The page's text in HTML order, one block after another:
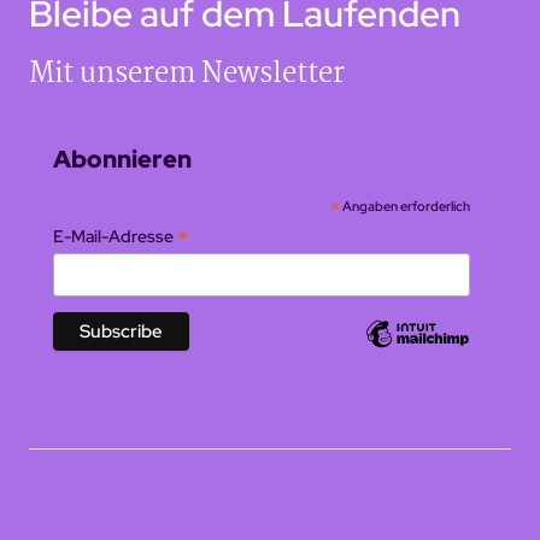
Bleibe auf dem Laufenden
Mit unserem Newsletter
Abonnieren
* Angaben erforderlich
E-Mail-Adresse *